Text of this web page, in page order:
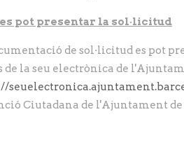
pot presentar la sol·licitud
de sol·licitud es pot
de la seu electrònica de
Ciutadana de l'Ajuntament de